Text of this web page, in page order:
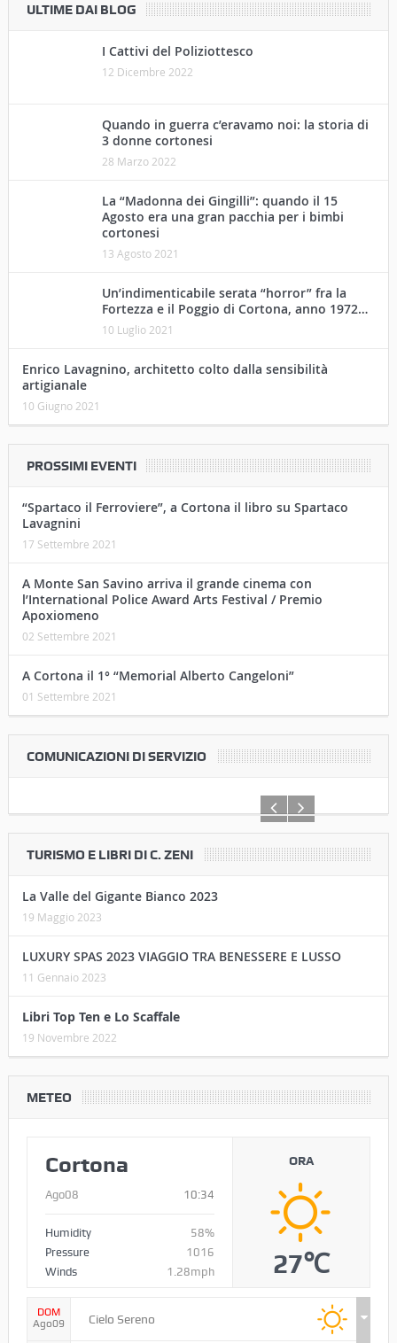
ULTIME DAI BLOG
I Cattivi del Poliziottesco
12 Dicembre 2022
Quando in guerra c’eravamo noi: la storia di
La “Madonna dei Gingilli”: quando il 15
Agosto era una gran pacchia per i bimbi
cortonesi
10 Luglio 2021
Enrico Lavagnino, architetto colto dalla sensibilità
10 Giugno 2021
“Spartaco il Ferroviere”, a Cortona il libro su Spartaco
Lavagnini
A Monte San Savino arriva il grande cinema con
l’International Police Award Arts Festival / Premio
Apoxiomeno
02 Settembre 2021
COMUNICAZIONI DI SERVIZIO
TURISMO E LIBRI DI C. ZENI
19 Maggio 2023
LUXURY SPAS 2023 VIAGGIO TRA BENESSERE E LUSSO
11 Gennaio 2023
METEO
Cortona ORA